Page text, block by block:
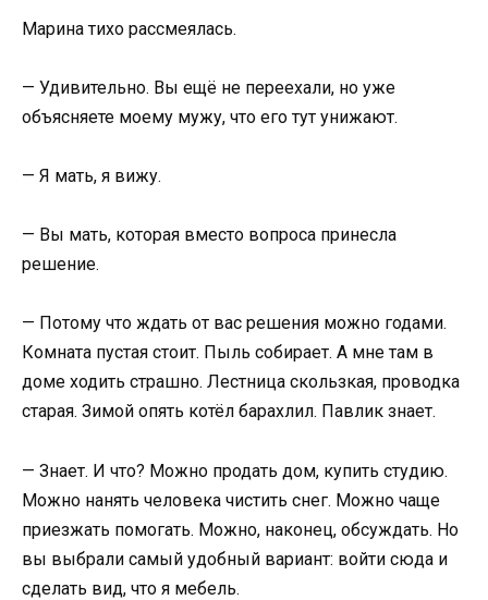
Марина тихо рассмеялась.
— Удивительно. Вы ещё не переехали, но уже
объясняете моему мужу, что его тут унижают.
— Я мать, я вижу.
— Вы мать, которая вместо вопроса принесла
решение.
— Потому что ждать от вас решения можно годами.
Комната пустая стоит. Пыль собирает. А мне там в
доме ходить страшно. Лестница скользкая, проводка
старая. Зимой опять котёл барахлил. Павлик знает.
— Знает. И что? Можно продать дом, купить студию.
Можно нанять человека чистить снег. Можно чаще
приезжать помогать. Можно, наконец, обсуждать. Но
вы выбрали самый удобный вариант: войти сюда и
сделать вид, что я мебель.